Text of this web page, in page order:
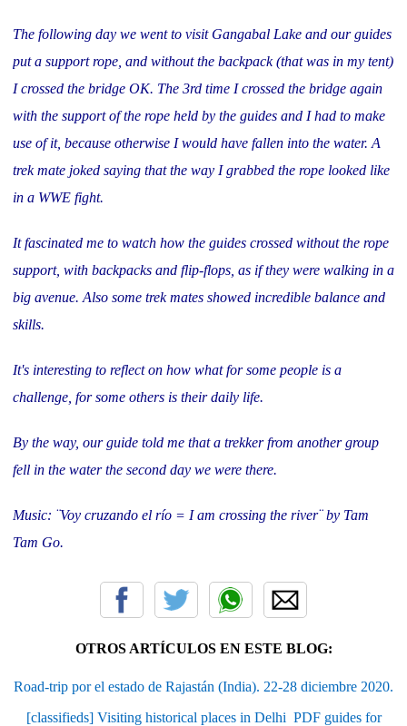
The following day we went to visit Gangabal Lake and our guides
put a support rope, and without the backpack (that was in my tent)
I crossed the bridge OK. The 3rd time I crossed the bridge again
with the support of the rope held by the guides and I had to make
use of it, because otherwise I would have fallen into the water. A
trek mate joked saying that the way I grabbed the rope looked like
in a WWE fight.
It fascinated me to watch how the guides crossed without the rope
support, with backpacks and flip-flops, as if they were walking in a
big avenue. Also some trek mates showed incredible balance and
skills.
It's interesting to reflect on how what for some people is a
challenge, for some others is their daily life.
By the way, our guide told me that a trekker from another group
fell in the water the second day we were there.
Music: ¨Voy cruzando el río = I am crossing the river¨ by Tam
Tam Go.
OTROS ARTÍCULOS EN ESTE BLOG:
Road-trip por el estado de Rajastán (India). 22-28 diciembre 2020.
[classifieds] Visiting historical places in Delhi  PDF guides for